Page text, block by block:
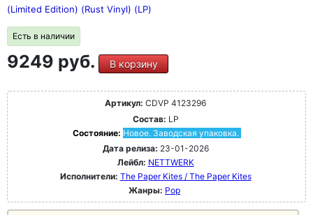
радостью игры и осознанным возвращением к истокам
Paradises - это не ностальгический альбом, а
вневременное, клубное заявление от группы, которая в
значительной степени сформировала свое собственное
звучание - и вновь определяет его в 2026 году.
(Limited Edition) (Rust Vinyl) (LP)
Есть в наличии
9249 руб. В корзину
Артикул: CDVP 4123296
Состав: LP
Состояние: Новое. Заводская упаковка.
Дата релиза: 23-01-2026
Лейбл: NETTWERK
Исполнители: The Paper Kites / The Paper Kites
Жанры: Pop